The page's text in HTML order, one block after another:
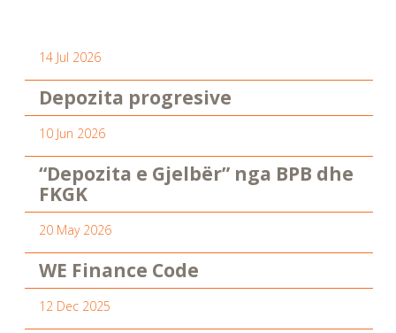
14 Jul 2026
Depozita progresive
10 Jun 2026
“Depozita e Gjelbër” nga BPB dhe
FKGK
20 May 2026
WE Finance Code
12 Dec 2025